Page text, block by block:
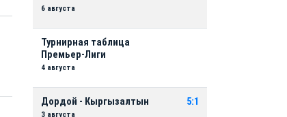
6 августа
Турнирная таблица
Премьер-Лиги
4 августа
Дордой - Кыргызалтын
3 августа
5:1